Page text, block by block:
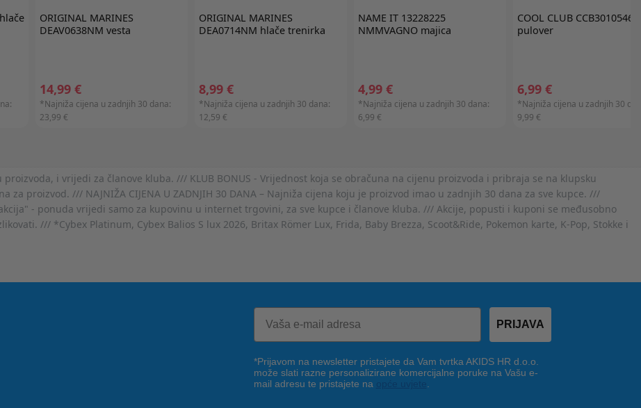
ORIGINAL MARINES
DEAV0638NM vesta
14,99 €
*Najniža cijena u zadnjih 30 dana:
23,99 €
ORIGINAL MARINES
DEA0714NM hlače trenirka
8,99 €
*Najniža cijena u zadnjih 30 dana:
12,59 €
NAME IT13228225
NMMVAGNO majica
4,99 €
*Najniža cijena u zadnjih 30 dana:
6,99 €
COOL CLUBCCB3010546
pulover
6,99 €
*Najniža cijena u zadnjih 30
9,99 €
proizvoda, i vrijedi za članove kluba. /// KLUB BONUS - Vrijednost koja se obračuna na cijenu proizvoda i pribraja se na klupsku
za proizvod. /// NAJNIŽA CIJENA U ZADNJIH 30 DANA – Najniža cijena koju je proizvod imao u zadnjih 30 dana za sve kupce. ///
- ponuda vrijedi samo za kupovinu u internet trgovini, za sve kupce i članove kluba. /// Akcije, popusti i kuponi se međusobno
/// *Cybex Platinum, Cybex Balios S lux 2026, Britax Römer Lux, Frida, Baby Brezza, Scoot&Ride, Pokemon karte, K-Pop, Stokke i
PRIJAVA
*Prijavom na newsletter pristajete da Vam tvrtka AKIDS HR d.o.o.
može slati razne personalizirane komercijalne poruke na Vašu e-
mail adresu te pristajete na
.